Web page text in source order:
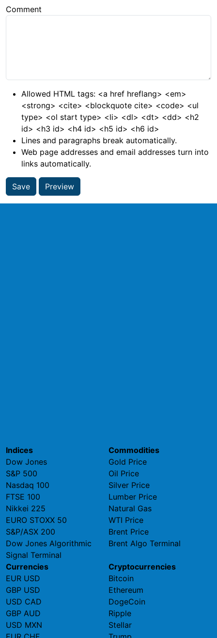
Comment
Allowed HTML tags: <a href hreflang> <em>
<strong> <cite> <blockquote cite> <code> <ul
type> <ol start type> <li> <dl> <dt> <dd> <h2
id> <h3 id> <h4 id> <h5 id> <h6 id>
Lines and paragraphs break automatically.
Web page addresses and email addresses turn into
links automatically.
Save Preview
Indices
Dow Jones
S&P 500
Nasdaq 100
FTSE 100
Nikkei 225
EURO STOXX 50
S&P/ASX 200
Dow Jones Algorithmic
Signal Terminal
Commodities
Gold Price
Oil Price
Silver Price
Lumber Price
Natural Gas
WTI Price
Brent Price
Brent Algo Terminal
Currencies
EUR USD
GBP USD
USD CAD
GBP AUD
USD MXN
Cryptocurrencies
Bitcoin
Ethereum
DogeCoin
Ripple
Stellar